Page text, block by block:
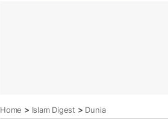
Home > Islam Digest > Dunia